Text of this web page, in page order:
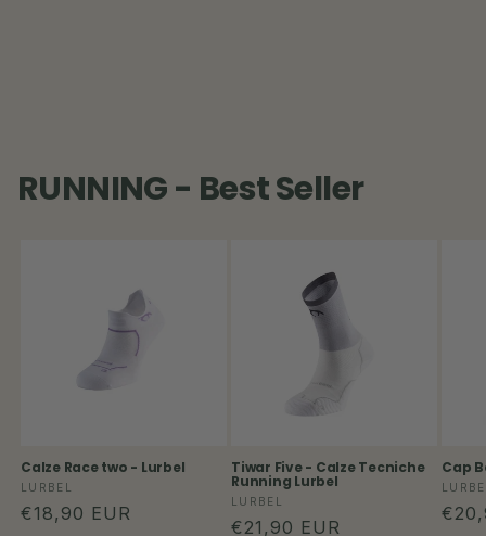
RUNNING - Best Seller
Calze Race two - Lurbel
Produttore:
LURBEL
Prezzo
€18,90 EUR
Tiwar Five - Calze Tecniche
Running Lurbel
Produttore:
LURBEL
Prezzo
€21,90 EUR
Cap